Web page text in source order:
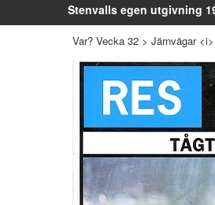
Stenvalls egen utgivning
Var? Vecka 32 > Järnvägar